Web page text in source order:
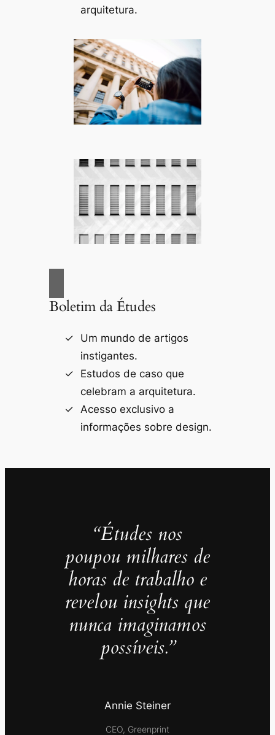
arquitetura.
Boletim da Études
Um mundo de artigos
instigantes.
Estudos de caso que
celebram a arquitetura.
Acesso exclusivo a
informações sobre design.
“Études nos
poupou milhares de
horas de trabalho e
revelou insights que
nunca imaginamos
possíveis.”
Annie Steiner
CEO, Greenprint